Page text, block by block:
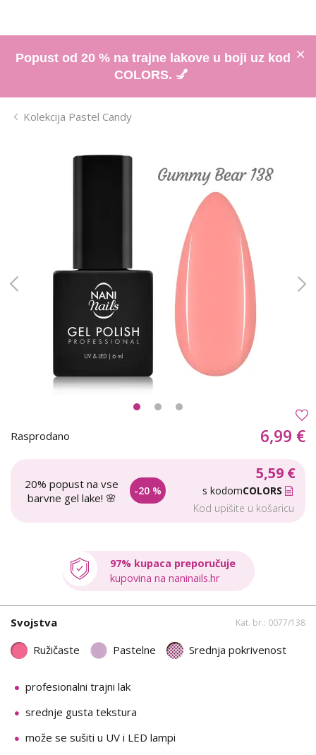
Popust od 20 % na trajne lakove u boji uz kod
COLORS. 💅
Kolekcija Pastel Candy
Rasprodano 6,99 €
20% popust na vse
barvne gel lake! 🌸
-20 %
5,59 €
s kodomCOLORS
Kod upišite u košaricu
97% kupaca preporučuje
kupovina na naninails.hr
Svojstva Kat. br.: 0077/138
Ružičaste Pastelne Srednja pokrivenost
profesionalni trajni lak
srednje gusta tekstura
može se sušiti u UV i LED lampi